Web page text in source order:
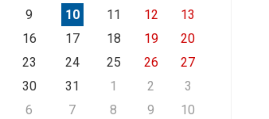
9 10 11 12
13
16 17 18 19
20
23 24 25 26
27
30 31 1 2
3
6 7 8 9
10